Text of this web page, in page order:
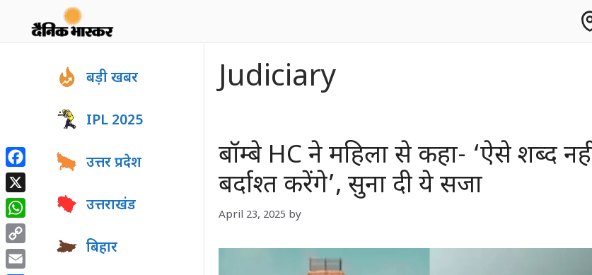
Judiciary
बॉम्बे HC ने महिला से कहा- ‘ऐसे शब्द नहीं
बर्दाश्त करेंगे’, सुना दी ये सजा
April 23, 2025 by
बड़ी खबर
IPL 2025
उत्तर प्रदेश
उत्तराखंड
बिहार
Facebook
X
WhatsApp
Copy